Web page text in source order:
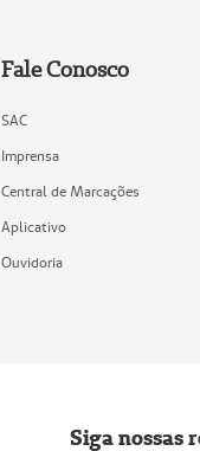
Fale Conosco
SAC
Imprensa
Central de Marcações
Aplicativo
Ouvidoria
Siga nossas